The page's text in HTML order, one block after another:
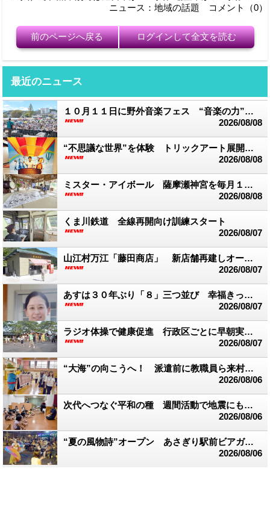
ニュース：地域の話題 コメント（0）
前のページへ戻る ログインして全文を読む
最近のニュース
１０月１１日に野外音楽フェス “音楽の力”で被災地支援
2026/08/08
“不思議な世界”を体験 トリックアート展開催中 湯前まんが美術館
2026/08/08
ミスター・アイボール 薩摩瀬神宮を毎月１回訪れ創作活動
2026/08/08
くま川鉄道 全線再開向け訓練スタート
2026/08/07
山江村万江「藤田商店」 新店舗再建しオープン
2026/08/07
あすは３０年ぶり「８」三つ並び 幸福きっぷを販売
2026/08/07
ラジオ体操で健康促進 行政区ごとに早朝実践 多良木町
2026/08/07
“大海”の向こうへ！ 派遣前に教職員ら来村 台湾交流スタート
2026/08/06
次代へつなぐ平和の種 週間活動で地震にも言及 渡保育園
2026/08/06
“夏の風物詩”オープン あさぎり駅前ビアガーデン
2026/08/06